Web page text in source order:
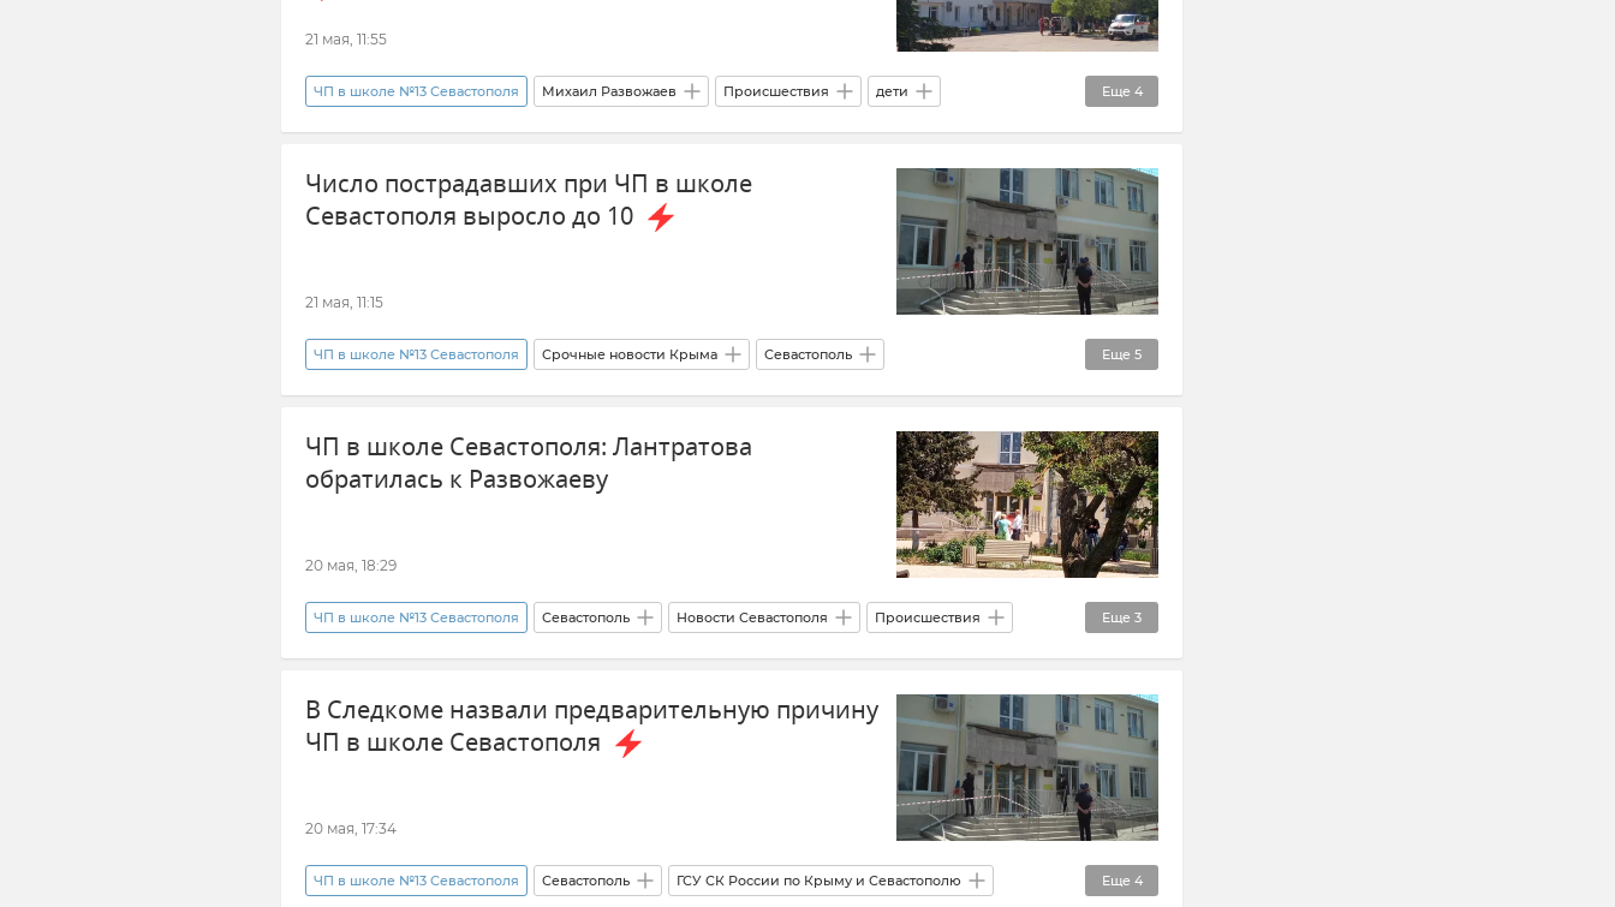
21 мая, 11:55
Еще 4
ЧП в школе №13 Севастополя Михаил Развожаев Происшествия дети
Новости Севастополя Новости Крыма Крым Севастополь
Число пострадавших при ЧП в школе
Севастополя выросло до 10
21 мая, 11:15
Еще 5
ЧП в школе №13 Севастополя Срочные новости Крыма Севастополь
Новости Севастополя Крым Следком Крыма и Севастополя Михаил Развожаев
дети
ЧП в школе Севастополя: Лантратова
обратилась к Развожаеву
20 мая, 18:29
Еще 3
ЧП в школе №13 Севастополя Севастополь Новости Севастополя Происшествия
Яна Лантратова Крым Новости Крыма
В Следкоме назвали предварительную причину
ЧП в школе Севастополя
20 мая, 17:34
Еще 4
ЧП в школе №13 Севастополя Севастополь ГСУ СК России по Крыму и Севастополю